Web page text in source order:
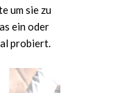
um sie zu
ein oder
probiert.